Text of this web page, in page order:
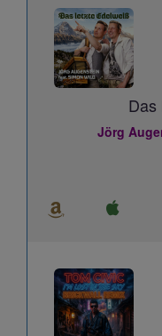
Das
Jörg